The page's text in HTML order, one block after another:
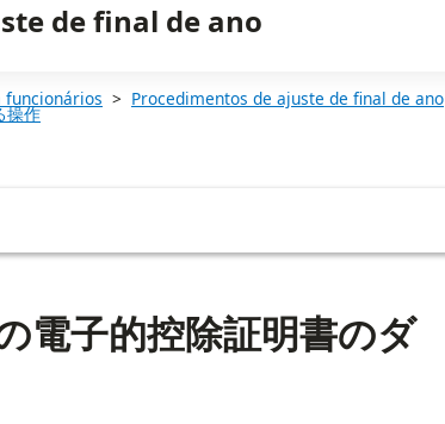
de final de ano
funcionários Procedimentos de ajuste de final de ano
操作
電子的控除証明書のダ